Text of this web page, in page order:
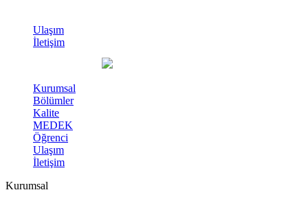
Ulaşım
İletişim
Kurumsal
Bölümler
Kalite
MEDEK
Öğrenci
Ulaşım
İletişim
Kurumsal